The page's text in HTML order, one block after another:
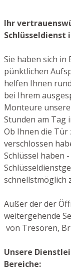
Ihr
Schlüsseldienst
Sie haben sich
pünktlichen
helfen Ihnen
bei Ihrem
Monteure
Stunden am Tag
Ob Ihnen die
verschlossen
Schlüssel haben
schnellstmöglich
Außer der der
weitergehende
von Tresoren,
Unsere
Bereiche: